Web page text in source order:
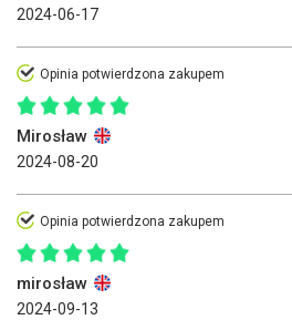
2024-06-17
Opinia potwierdzona zakupem
Mirosław
2024-08-20
Opinia potwierdzona zakupem
mirosław
2024-09-13